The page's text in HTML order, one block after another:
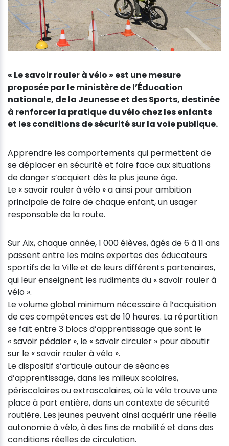
« Le savoir rouler à vélo » est une mesure
proposée par le ministère de l’Éducation
nationale, de la Jeunesse et des Sports, destinée
à renforcer la pratique du vélo chez les enfants
et les conditions de sécurité sur la voie publique.
Apprendre les comportements qui permettent de
se déplacer en sécurité et faire face aux situations
de danger s’acquiert dès le plus jeune âge.
Le « savoir rouler à vélo » a ainsi pour ambition
principale de faire de chaque enfant, un usager
responsable de la route.
Sur Aix, chaque année, 1 000 élèves, âgés de 6 à 11 ans
passent entre les mains expertes des éducateurs
sportifs de la Ville et de leurs différents partenaires,
qui leur enseignent les rudiments du « savoir rouler à
vélo ».
Le volume global minimum nécessaire à l’acquisition
de ces compétences est de 10 heures. La répartition
se fait entre 3 blocs d’apprentissage que sont le
« savoir pédaler », le « savoir circuler » pour aboutir
sur le « savoir rouler à vélo ».
Le dispositif s’articule autour de séances
d’apprentissage, dans les milieux scolaires,
périscolaires ou extrascolaires, où le vélo trouve une
place à part entière, dans un contexte de sécurité
routière. Les jeunes peuvent ainsi acquérir une réelle
autonomie à vélo, à des fins de mobilité et dans des
conditions réelles de circulation.